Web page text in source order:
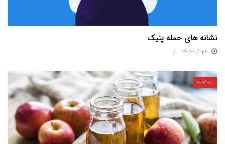
نشانه های حمله پنیک
1403-01-26
سلامت